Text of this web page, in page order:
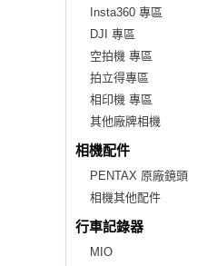
Insta360 專區
DJI 專區
空拍機 專區
拍立得專區
相印機 專區
其他廠牌相機
相機配件
PENTAX 原廠鏡頭
相機其他配件
行車記錄器
MIO